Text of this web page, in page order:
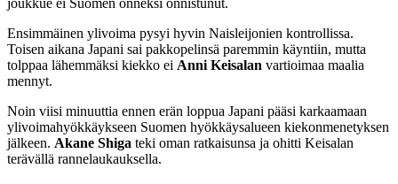
joukkue ei Suomen onneksi onnistunut.
Ensimmäinen ylivoima pysyi hyvin Naisleijonien kontrollissa.
Toisen aikana Japani sai pakkopelinsä paremmin käyntiin, mutta
tolppaa lähemmäksi kiekko ei Anni Keisalan vartioimaa maalia
mennyt.
Noin viisi minuuttia ennen erän loppua Japani pääsi karkaamaan
ylivoimahyökkäykseen Suomen hyökkäysalueen kiekonmenetyksen
jälkeen. Akane Shiga teki oman ratkaisunsa ja ohitti Keisalan
terävällä rannelaukauksella.